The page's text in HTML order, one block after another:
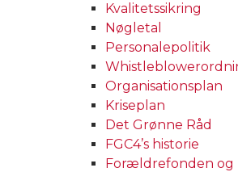
Kvalitetssikring
Nøgletal
Personalepolitik
Organisationsplan
Kriseplan
Det Grønne Råd
FGC4’s historie
Forældrefonden og